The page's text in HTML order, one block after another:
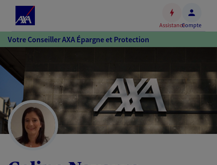
Accéder
au
Accéder
au
pied
de
page
AssistanceCompte
Votre Conseiller AXA Épargne et Protection